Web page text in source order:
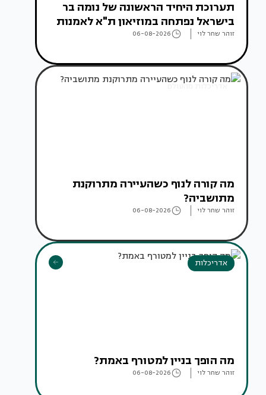
תערוכת היחיד הראשונה של נומה בר
בישראל נפתחה במוזיאון ת"א לאמנות
זוהר שחר לוי 06-08-2026
אדריכלות מהעולם
מה קורה לנוף כשהעיירה מתרוקנת
מתושביה?
זוהר שחר לוי 06-08-2026
אדריכלות
מה הופך בניין למטורף באמת?
זוהר שחר לוי 06-08-2026